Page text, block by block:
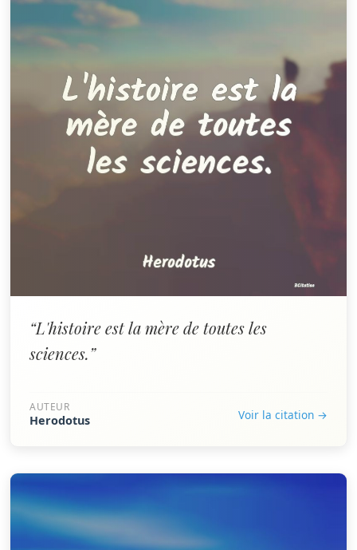
“L'histoire est la mère de toutes les
sciences.”
AUTEUR
Herodotus Voir la citation →